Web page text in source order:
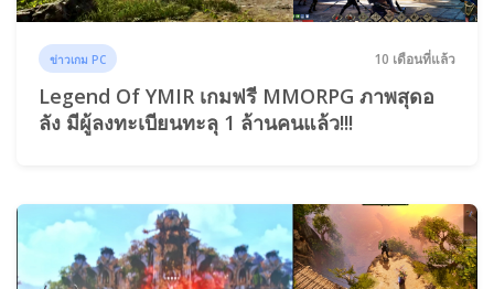
ข่าวเกม PC 10 เดือนที่แล้ว
Legend Of YMIR เกมฟรี MMORPG ภาพสุดอ
ลัง มีผู้ลงทะเบียนทะลุ 1 ล้านคนแล้ว!!!